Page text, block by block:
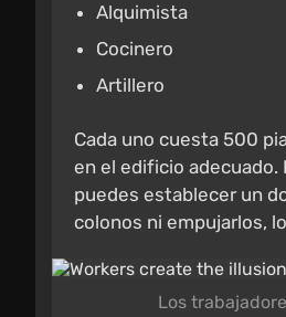
Alquimista
Cocinero
Artillero
Cada uno cuesta 500
en el edificio
puedes establecer un
colonos ni empujarlos,
Los